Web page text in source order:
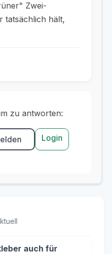
Zwei-
tatsächlich hält,
zu antworten:
Login
auch für